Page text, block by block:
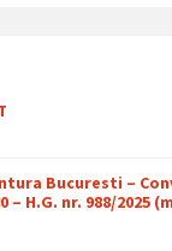
Bucuresti –
– H.G. nr. 988/2025